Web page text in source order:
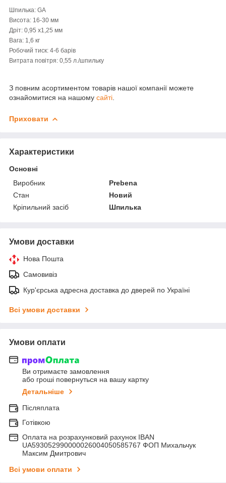
Шпилька: GA
Висота: 16-30 мм
Дріт: 0,95 х1,25 мм
Вага: 1,6 кг
Робочий тиск: 4-6 барів
Витрата повітря: 0,55 л./шпильку
З повним асортиментом товарів нашої компанії можете
ознайомитися на нашому сайті
Приховати
Характеристики
Основні
Виробник
Prebena
Стан
Новий
Кріпильний засіб
Шпилька
Умови доставки
Нова Пошта
Самовивіз
Кур'єрська адресна доставка до дверей по Україні
Всі умови доставки
Умови оплати
Ви отримаєте замовлення
або гроші повернуться на вашу картку
Детальніше
Післяплата
Готівкою
Оплата на розрахунковий рахунок IBAN
UA593052990000026004050585767 ФОП Михальчук
Максим Дмитрович
Всі умови оплати